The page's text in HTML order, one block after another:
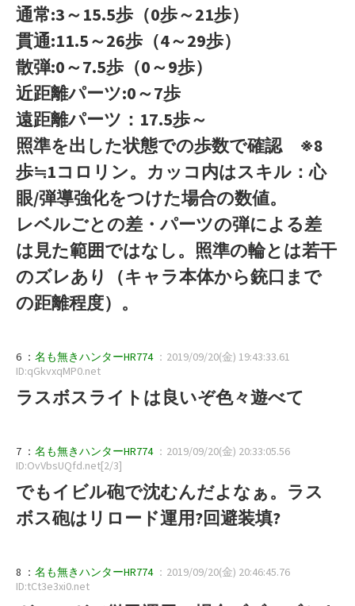
通常:3～15.5歩（0歩～21歩）
貫通:11.5～26歩（4～29歩）
散弾:0～7.5歩（0～9歩）
近距離パーツ:0～7歩
遠距離パーツ：17.5歩～
照準を出した状態での歩数で確認 ※8
歩≒1コロリン。カッコ内はスキル：心
眼/弾導強化をつけた場合の数値。
レベルごとの差・パーツの弾による差
は見た範囲ではなし。照準の輪とは若干
のズレあり（キャラ本体から銃口まで
の距離程度）。
6 ： 名も無きハンターHR774 ：2019/09/20(金) 19:43:33.61
ID:qGkvxqMP0.net
ラスボスライトは良いぞ色々遊べて
7 ： 名も無きハンターHR774 ：2019/09/20(金) 20:33:05.56
ID:OvVbsUQfd.net[2/3]
でもイビル砲で沈むんだよなぁ。ラス
ボス砲はリロード運用?回避装填?
8 ： 名も無きハンターHR774 ：2019/09/20(金) 20:46:45.76
ID:tCt3e3xi0.net